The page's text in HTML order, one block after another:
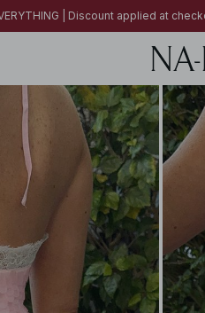
| Discount applied at